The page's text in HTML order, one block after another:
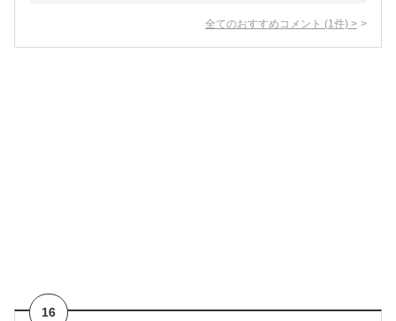
全てのおすすめコメント (1 件) >
16